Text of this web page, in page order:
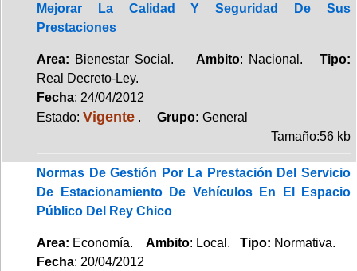
Mejorar La Calidad Y Seguridad De Sus
Prestaciones
Area: Bienestar Social. Ambito: Nacional. Tipo:
Real Decreto-Ley.
Fecha: 24/04/2012
Estado: Vigente . Grupo: General
Tamaño:56 kb
Normas De Gestión Por La Prestación Del Servicio
De Estacionamiento De Vehículos En El Espacio
Público Del Rey Chico
Area: Economía. Ambito: Local. Tipo: Normativa.
Fecha: 20/04/2012